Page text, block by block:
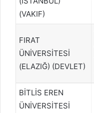
(VAKIF)
FIRAT
ÜNİVERSİTESİ
(ELAZIĞ) (DEVLET)
BİTLİS EREN
ÜNİVERSİTESİ